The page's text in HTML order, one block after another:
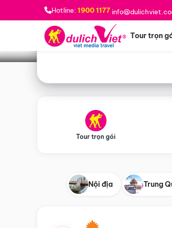
Hotline: 1900 1177
Tour trọn
Bạn muốn đi đâu? *
Tour trọn gói
Nội địa Trung